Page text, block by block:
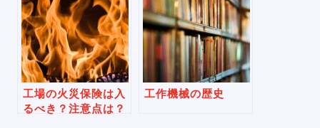
工場の火災保険は入
るべき？注意点は？
工作機械の歴史